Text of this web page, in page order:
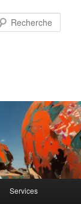
Services